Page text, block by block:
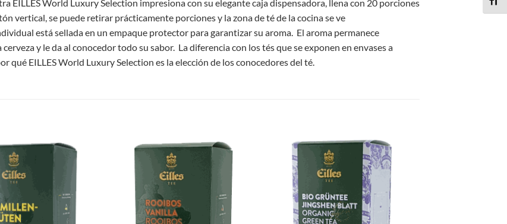
EILLES World Luxury Selection impresiona con su elegante caja dispensadora, llena con 20 porciones
vertical, se puede retirar prácticamente porciones y la zona de té de la cocina se ve
está sellada en un empaque protector para garantizar su aroma. El aroma permanece
y le da al conocedor todo su sabor. La diferencia con los tés que se exponen en envases a
qué EILLES World Luxury Selection es la elección de los conocedores del té.